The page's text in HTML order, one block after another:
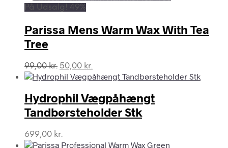
pris
29,00 kr.. 15,00 kr..
På Udsalg! 49%
Parissa Mens Warm Wax With Tea
Tree
99,00kr. Den
oprindelige
var:
99,00 kr..
50,00 kr.
aktuelle
er:
50,00 kr..
Hydrophil Vægpåhængt
Tandbørsteholder Stk
699,00 kr.